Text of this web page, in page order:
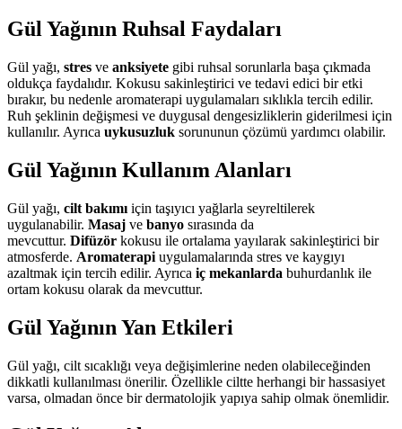
Gül Yağının Ruhsal Faydaları
Gül yağı, stres ve anksiyete gibi ruhsal sorunlarla başa çıkmada
oldukça faydalıdır. Kokusu sakinleştirici ve tedavi edici bir etki
bırakır, bu nedenle aromaterapi uygulamaları sıklıkla tercih edilir.
Ruh şeklinin değişmesi ve duygusal dengesizliklerin giderilmesi için
kullanılır. Ayrıca uykusuzluk sorununun çözümü yardımcı olabilir.
Gül Yağının Kullanım Alanları
Gül yağı, cilt bakımı için taşıyıcı yağlarla seyreltilerek
uygulanabilir. Masaj ve banyo sırasında da
mevcuttur. Difüzör kokusu ile ortalama yayılarak sakinleştirici bir
atmosferde. Aromaterapi uygulamalarında stres ve kaygıyı
azaltmak için tercih edilir. Ayrıca iç mekanlarda buhurdanlık ile
ortam kokusu olarak da mevcuttur.
Gül Yağının Yan Etkileri
Gül yağı, cilt sıcaklığı veya değişimlerine neden olabileceğinden
dikkatli kullanılması önerilir. Özellikle ciltte herhangi bir hassasiyet
varsa, olmadan önce bir dermatolojik yapıya sahip olmak önemlidir.